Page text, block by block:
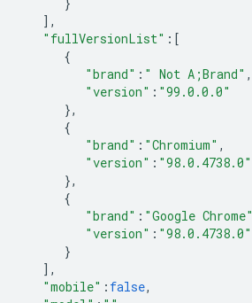
],
"fullVersionList" : [
{
"brand" : " Not A;Brand" ,
"version" : "99.0.0.0"
},
{
"brand" : "Chromium" ,
"version" : "98.0.4738.0"
},
{
"brand" : "Google Chrome"
"version" : "98.0.4738.0"
}
],
"mobile" : false,